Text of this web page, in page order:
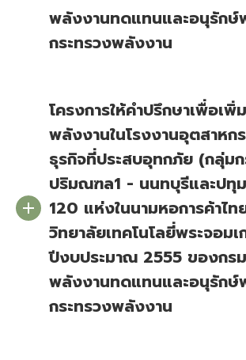
พลังงานทดแทนและอนุรักษ์
กระทรวงพลังงาน
โครงการให้คำปรึกษาเพื่อเ
พลังงานในโรงงานอุตสาหก
ธุรกิจที่ประสบอุทกภัย (กลุ่ม
ปริมณฑล1 - นนทบุรีและปทุ
120 แห่งในนามหอการค้าไ
วิทยาลัยเทคโนโลยี่พระจอม
ปีงบประมาณ 2555 ของก
พลังงานทดแทนและอนุรักษ์
กระทรวงพลังงาน